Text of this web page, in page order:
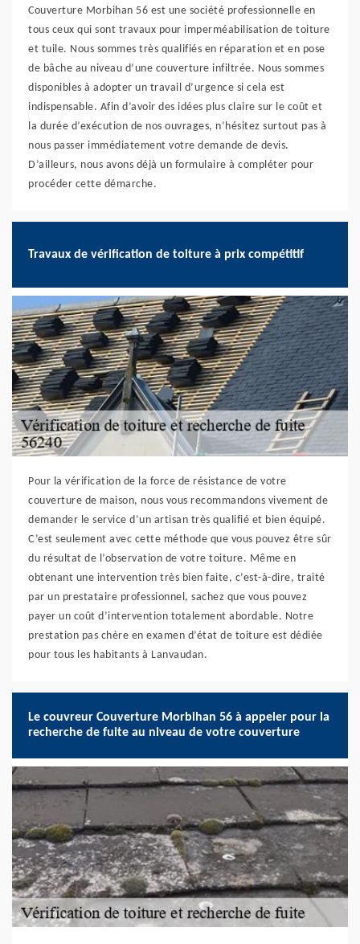
Couverture Morbihan 56 est une société professionnelle en
tous ceux qui sont travaux pour imperméabilisation de toiture
et tuile. Nous sommes très qualifiés en réparation et en pose
de bâche au niveau d’une couverture infiltrée. Nous sommes
disponibles à adopter un travail d’urgence si cela est
indispensable. Afin d’avoir des idées plus claire sur le coût et
la durée d’exécution de nos ouvrages, n’hésitez surtout pas à
nous passer immédiatement votre demande de devis.
D’ailleurs, nous avons déjà un formulaire à compléter pour
procéder cette démarche.
Travaux de vérification de toiture à prix compétitif
Pour la vérification de la force de résistance de votre
couverture de maison, nous vous recommandons vivement de
demander le service d’un artisan très qualifié et bien équipé.
C’est seulement avec cette méthode que vous pouvez être sûr
du résultat de l’observation de votre toiture. Même en
obtenant une intervention très bien faite, c’est-à-dire, traité
par un prestataire professionnel, sachez que vous pouvez
payer un coût d’intervention totalement abordable. Notre
prestation pas chère en examen d’état de toiture est dédiée
pour tous les habitants à Lanvaudan.
Le couvreur Couverture Morbihan 56 à appeler pour la
recherche de fuite au niveau de votre couverture